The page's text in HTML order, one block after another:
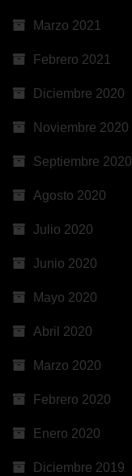
Marzo 2021
Febrero 2021
Diciembre 2020
Noviembre 2020
Septiembre 2020
Agosto 2020
Julio 2020
Junio 2020
Mayo 2020
Abril 2020
Marzo 2020
Febrero 2020
Enero 2020
Diciembre 2019